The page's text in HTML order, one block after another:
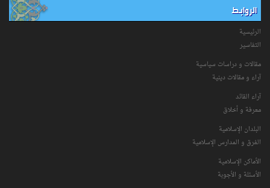
الروابط
الرئيسية
التفاسیر
مقالات و دراسات سياسية
آراء و مقالات دينية
آراء القائد
معرفة و أخلاق
البلدان الإسلامية
الفرق و المدارس الإسلامية
الأماكن الإسلامية
الأسئلة و الأجوبة